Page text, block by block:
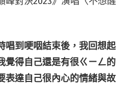
唱到哽咽結束後，我回想起
覺得自己還是有很ㄍㄧㄥ的
表達自己很內心的情緒與故